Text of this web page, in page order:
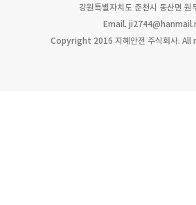
강원특별자치도 춘천시 동산면 원
Email.
Copyright 2016 지혜안전 주식회사.